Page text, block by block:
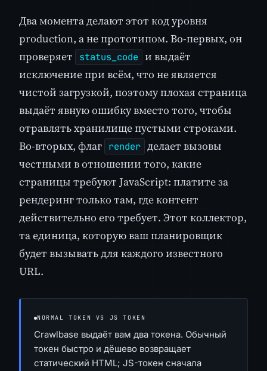
Два момента делают этот код уровня
production, а не прототипом. Во-первых, он
проверяет
status_code и выдаёт
исключение при всём, что не является
чистой загрузкой, поэтому плохая страница
выдаёт явную ошибку вместо того, чтобы
отравлять хранилище пустыми строками.
Во-вторых, флаг render делает вызовы
честными в отношении того, какие
страницы требуют JavaScript: платите за
рендеринг только там, где контент
действительно его требует. Этот коллектор,
та единица, которую ваш планировщик
будет вызывать для каждого известного
URL.
NORMAL TOKEN VS JS TOKEN
Crawlbase выдаёт вам два токена. Обычный
токен быстро и дёшево возвращает
статический HTML; JS-токен сначала